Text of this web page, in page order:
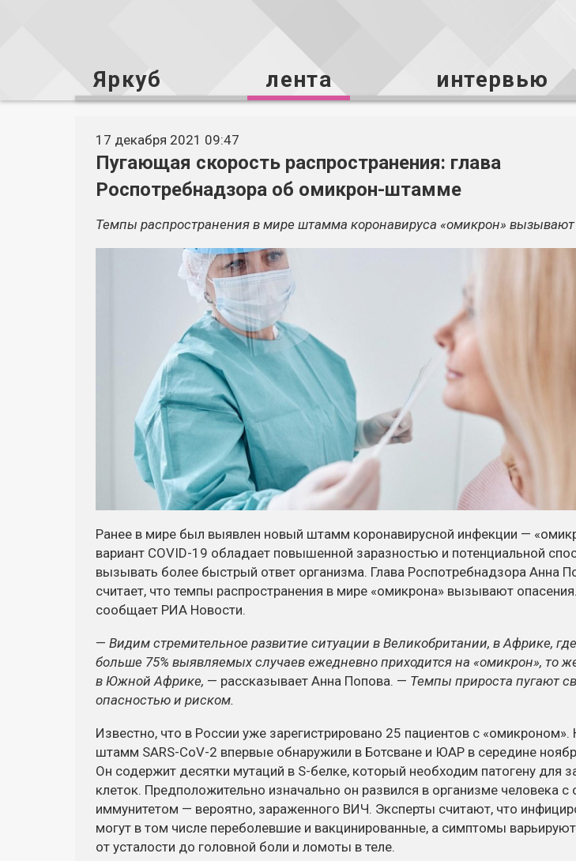
Яркуб лента интервью
17 декабря 2021 09:47
Пугающая скорость распространения: глава
Роспотребнадзора об омикрон-штамме
Темпы распространения в мире штамма коронавируса «омикрон» вызывают
Ранее в мире был выявлен новый штамм коронавирусной инфекции —
вариант COVID-19 обладает повышенной заразностью и потенциальной
вызывать более быстрый ответ организма. Глава Роспотребнадзора Анна
считает, что темпы распространения в мире «омикрона» вызывают
сообщает РИА Новости.
— Видим стремительное развитие ситуации в Великобритании, в Африке,
больше 75% выявляемых случаев ежедневно приходится на «омикрон», то
в Южной Африке, — рассказывает Анна Попова. — Темпы прироста пугают
опасностью и риском.
Известно, что в России уже зарегистрировано 25 пациентов с
штамм SARS-CoV-2 впервые обнаружили в Ботсване и ЮАР в середине
Он содержит десятки мутаций в S-белке, который необходим патогену для
клеток. Предположительно изначально он развился в организме человека
иммунитетом — вероятно, зараженного ВИЧ. Эксперты считают, что
могут в том числе переболевшие и вакцинированные, а симптомы
от усталости до головной боли и ломоты в теле.